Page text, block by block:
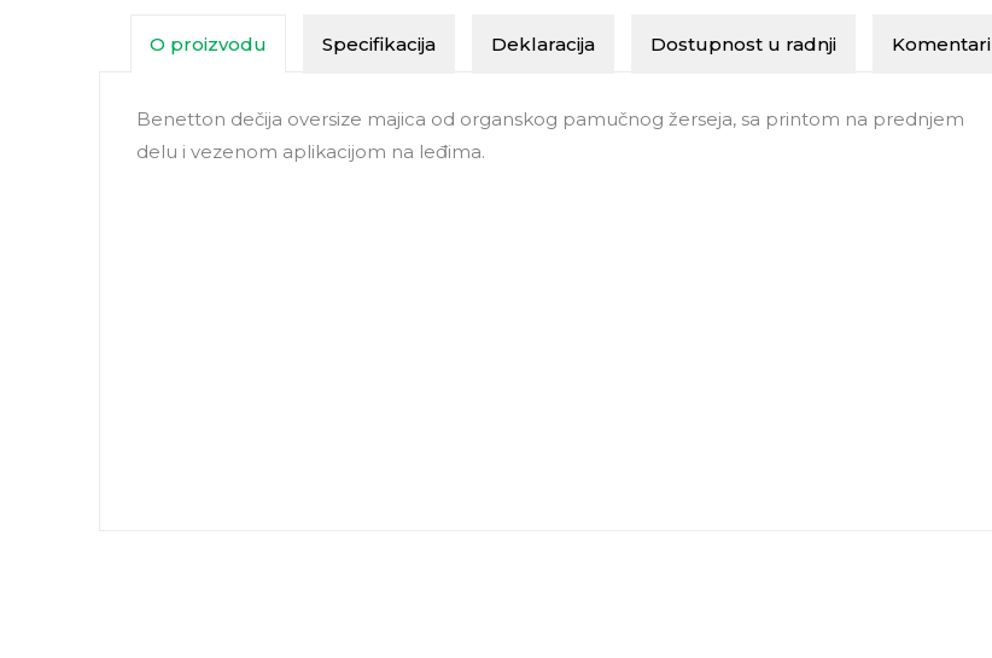
O proizvodu Specifikacija Deklaracija Dostupnost u radnji Komentari
Benetton dečija oversize majica od organskog pamučnog žerseja, sa printom na prednjem
delu i vezenom aplikacijom na leđima.